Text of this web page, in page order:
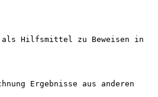
als Hilfsmittel zu Beweisen in
Ergebnisse aus anderen